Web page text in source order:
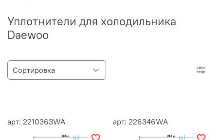
Уплотнители для холодильника
Daewoo
арт: 2210363WA арт: 226346WA